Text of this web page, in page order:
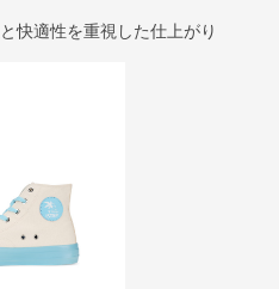
快適性を重視した仕上がり